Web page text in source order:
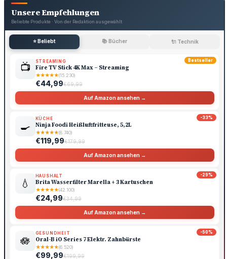
Unsere Empfehlungen
Beliebte Produkte · Von der Redaktion ausgewählt
⭐ Beliebt 📚 Bücher 🔌 Technik
Bestseller
📺 STREAMING
Fire TV Stick 4K Max – Streaming
★★★★★(15.230)
€44,99€69,99
Auf Amazon ansehen →
-33%
🍳
KÜCHE
Ninja Foodi Heißluftfritteuse, 5,2L
★★★★★(8.740)
€119,99€179,99
Auf Amazon ansehen →
-29%
💧
HAUSHALT
Brita Wasserfilter Marella + 3 Kartuschen
★★★★★(42.100)
€24,99€34,99
Auf Amazon ansehen →
-50%
🪷
GESUNDHEIT
Oral-B iO Series 7 Elektr. Zahnbürste
★★★★★(6.520)
€99,99€199,99